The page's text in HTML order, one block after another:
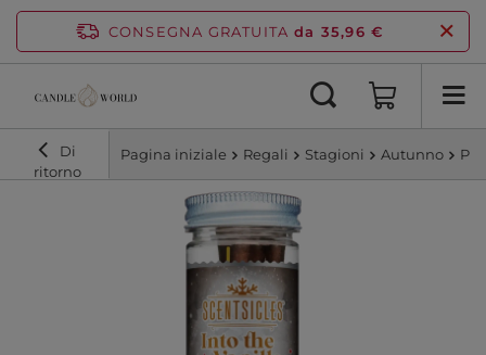
CONSEGNA GRATUITA da 35,96 €
Di
ritorno
Pagina iniziale Regali Stagioni Autunno